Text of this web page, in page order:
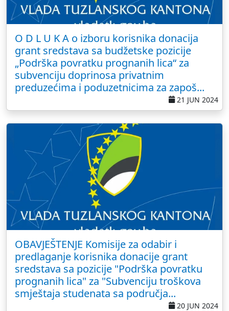
O D L U K A o izboru korisnika donacija
grant sredstava sa budžetske pozicije
„Podrška povratku prognanih lica“ za
subvenciju doprinosa privatnim
preduzećima i poduzetnicima za zapoš...
21 JUN 2024
OBAVJEŠTENJE Komisije za odabir i
predlaganje korisnika donacije grant
sredstava sa pozicije "Podrška povratku
prognanih lica" za "Subvenciju troškova
smještaja studenata sa područja...
20 JUN 2024